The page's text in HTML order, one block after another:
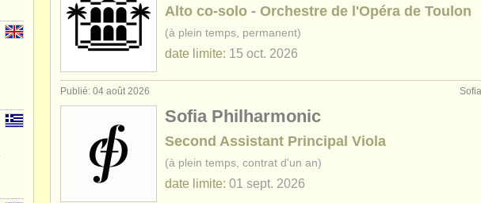
Alto co-solo - Orchestre de l'Opéra de Toulon
(à plein temps, permanent)
date limite: 15 oct. 2026
Publié: 04 août 2026
Sofia Philharmonic
Second Assistant Principal Viola
(à plein temps, contrat d'un an)
date limite: 01 sept. 2026